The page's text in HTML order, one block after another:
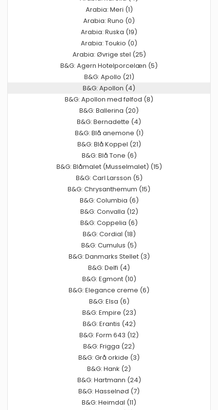
Arabia: Meri (1)
Arabia: Runo (0)
Arabia: Ruska (19)
Arabia: Toukio (0)
Arabia: Øvrige stel (25)
B&G: Agern Hotelporcelæn (5)
B&G: Apollo (21)
B&G: Apollon (4)
B&G: Apollon med følfod (8)
B&G: Ballerina (20)
B&G: Bernadette (4)
B&G: Blå anemone (1)
B&G: Blå Koppel (21)
B&G: Blå Tone (6)
B&G: Blåmalet (Musselmalet) (15)
B&G: Carl Larsson (5)
B&G: Chrysanthemum (15)
B&G: Columbia (6)
B&G: Convalla (12)
B&G: Coppelia (6)
B&G: Cordial (18)
B&G: Cumulus (5)
B&G: Danmarks Stellet (3)
B&G: Delfi (4)
B&G: Egmont (10)
B&G: Elegance creme (6)
B&G: Elsa (6)
B&G: Empire (23)
B&G: Erantis (42)
B&G: Form 643 (12)
B&G: Frigga (22)
B&G: Grå orkide (3)
B&G: Hank (2)
B&G: Hartmann (24)
B&G: Hasselnød (7)
B&G: Heimdal (11)